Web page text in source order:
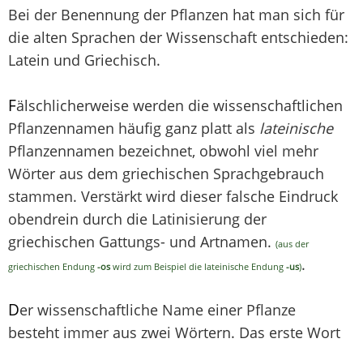
Bei der Benennung der Pflanzen hat man sich für
die alten Sprachen der Wissenschaft entschieden:
Latein und Griechisch.
Fälschlicherweise werden die wissenschaftlichen
Pflanzennamen häufig ganz platt als lateinische
Pflanzennamen bezeichnet, obwohl viel mehr
Wörter aus dem griechischen Sprachgebrauch
stammen. Verstärkt wird dieser falsche Eindruck
obendrein durch die Latinisierung der
griechischen Gattungs- und Artnamen. (aus der
griechischen Endung -os wird zum Beispiel die lateinische Endung -us).
Der wissenschaftliche Name einer Pflanze
besteht immer aus zwei Wörtern. Das erste Wort